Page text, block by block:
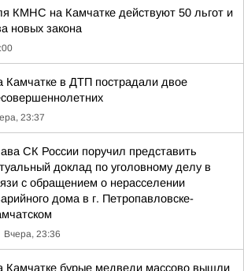
КМНС на Камчатке действуют 50 льгот и
новых закона
Камчатке в ДТП пострадали двое
23:37
СК России поручил представить
доклад по уголовному делу в
с обращением о нерасселении
дома в г. Петропавловске-
Вчера, 23:36
Камчатке бурые медведи массово вышли